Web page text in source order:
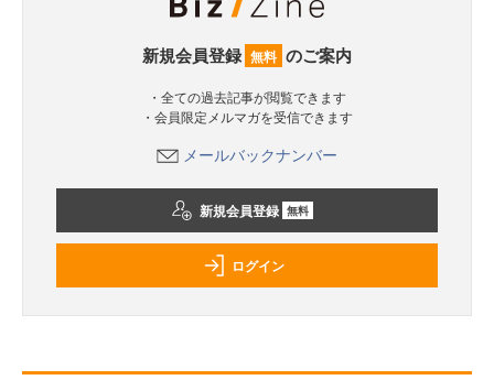
新規会員登録 無料 のご案内
・全ての過去記事が閲覧できます
・会員限定メルマガを受信できます
メールバックナンバー
新規会員登録 無料
ログイン